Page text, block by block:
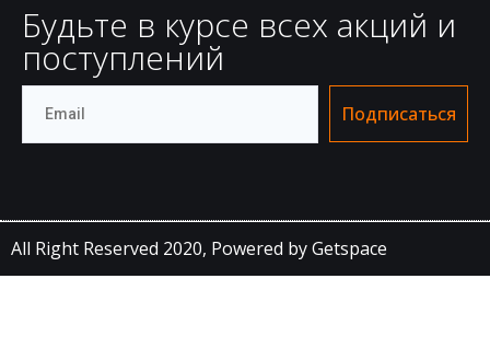
Будьте в курсе всех акций и
поступлений
Подписаться
All Right Reserved 2020, Powered by Getspace